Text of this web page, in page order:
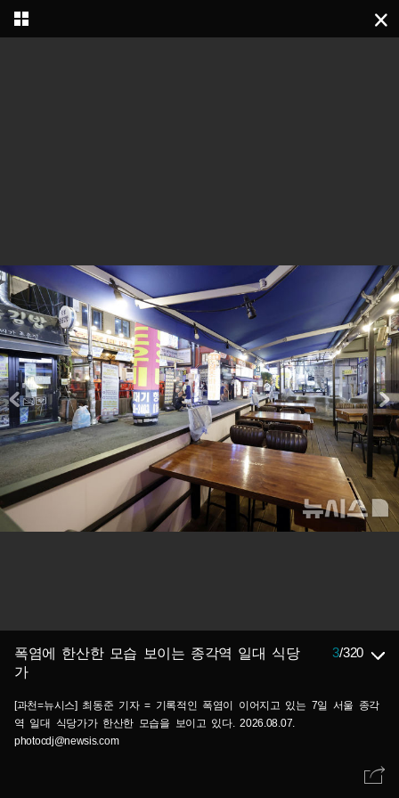
폭염에 한산한 모습 보이는 종각역 일대 식당
가
3/320
[과천=뉴시스] 최동준 기자 = 기록적인 폭염이 이어지고 있는 7일 서울 종각
역 일대 식당가가 한산한 모습을 보이고 있다. 2026.08.07.
photocdj@newsis.com